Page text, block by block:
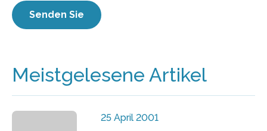
Meistgelesene Artikel
25 April 2001